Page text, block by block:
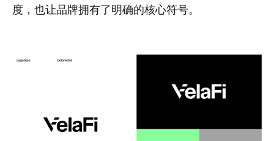
度，也让品牌拥有了明确的核心符号。